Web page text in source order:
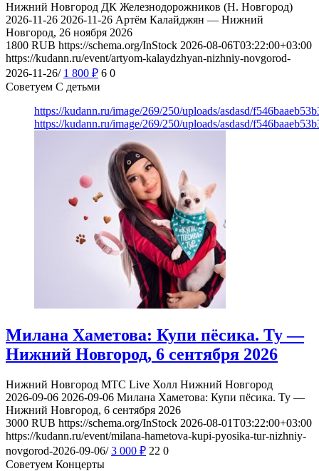
Нижний Новгород ДК Железнодорожников (Н. Новгород)
2026-11-26 2026-11-26 Артём Калайджян — Нижний
Новгород, 26 ноября 2026
1800 RUB https://schema.org/InStock 2026-08-06T03:22:00+03:00
https://kudann.ru/event/artyom-kalaydzhyan-nizhniy-novgorod-
2026-11-26/ 1 800 ₽ 6 0
Советуем С детьми
https://kudann.ru/image/269/250/uploads/asdasd/
https://kudann.ru/image/269/250/uploads/asdasd/
Милана Хаметова: Купи пёсика. Ту —
Нижний Новгород, 6 сентября 2026
Нижний Новгород МТС Live Холл Нижний Новгород
2026-09-06 2026-09-06 Милана Хаметова: Купи пёсика. Ту —
Нижний Новгород, 6 сентября 2026
3000 RUB https://schema.org/InStock 2026-08-01T03:22:00+03:00
https://kudann.ru/event/milana-hametova-kupi-pyosika-tur-nizhniy-
novgorod-2026-09-06/ 3 000 ₽ 22 0
Советуем Концерты